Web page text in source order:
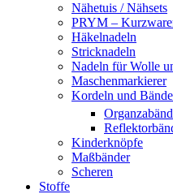
Nähetuis / Nähsets
PRYM –
Häkelnadeln
Stricknadeln
Nadeln für Wolle
Maschenmarkierer
Kordeln und
Kinderknöpfe
Maßbänder
Scheren
Stoffe